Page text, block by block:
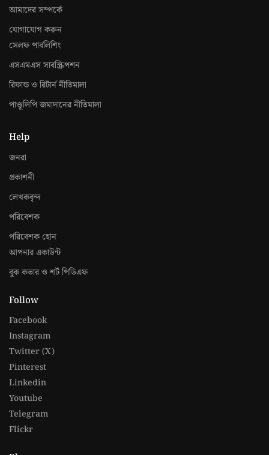
আমাদের সম্পর্কে
যোগাযোগ করুন
সেলফ পাবলিশিং
এসএমএস সাবস্ক্রিপশন
রিফান্ড ও রিটার্ন নীতিমালা
পাণ্ডূলিপি জমাদানের নীতিমালা
Help
জনরা
প্রকাশনী
লেখকবৃন্দ
পরিবেশক
পরিবেশক হোন
আপনার একাউন্ট
বুক কভার ও শর্ট পিডিএফ
Follow
Facebook
Instagram
Twitter (X)
Pinterest
Linkedin
Youtube
Telegram
Flickr